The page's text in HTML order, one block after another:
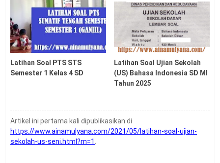
Latihan Soal PTS STS
Semester 1 Kelas 4 SD
Latihan Soal Ujian Sekolah
(US) Bahasa Indonesia SD MI
Tahun 2025
Artikel ini pertama kali dipublikasikan di
https://www.ainamulyana.com/2021/05/latihan-soal-ujian-
sekolah-us-seni.html?m=1